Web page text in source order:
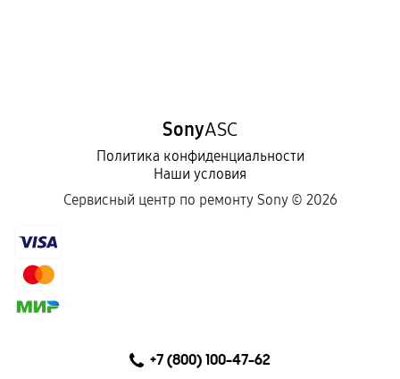
SonyASC
Политика конфиденциальности
Наши условия
Сервисный центр по ремонту Sony © 2026
+7 (800) 100-47-62